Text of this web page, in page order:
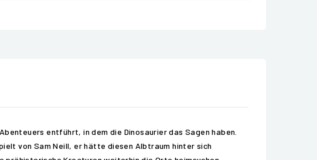
entführt, in dem die Dinosaurier das Sagen haben.
von Sam Neill, er hätte diesen Albtraum hinter sich